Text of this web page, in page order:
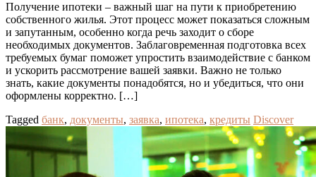
Получение ипотеки – важный шаг на пути к приобретению
собственного жилья. Этот процесс может показаться сложным
и запутанным, особенно когда речь заходит о сборе
необходимых документов. Заблаговременная подготовка всех
требуемых бумаг поможет упростить взаимодействие с банком
и ускорить рассмотрение вашей заявки. Важно не только
знать, какие документы понадобятся, но и убедиться, что они
оформлены корректно. […]
Tagged банк, документы, заявка, ипотека, кредиты Discover